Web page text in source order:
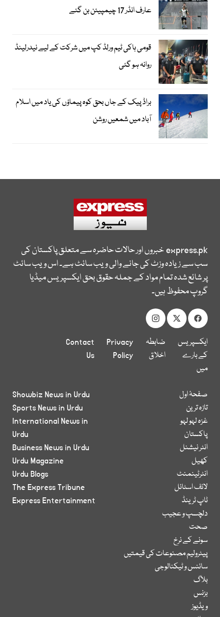
عارف انڈر 17 چیمپیئن بن گئے
قومی ہاکی ٹیم ورلڈ کپ میں شرکت کے لیے نیدرلینڈ
روانہ ہو گئی
براڈ پیک کے جاں بحق کوہ پیماؤں کی یاد میں اسلام
آباد میں شمعیں روشن
express.pkخبروں اور حالات حاضرہ سے متعلق پاکستان کی
سب سے زیادہ وزٹ کی جانے والی ویب سائٹ ہے۔ اس ویب سائٹ
پر شائع شدہ تمام مواد کے جملہ حقوق بحق ایکسپریس میڈیا
گروپ محفوظ ہیں۔
ایکسپریس
کے بارے
میں
ضابطہ
اخلاق
Privacy
Policy
Contact
Us
صفحۂ اول
تازہ ترین
غزہ لہو لہو
پاکستان
انٹر نیشنل
کھیل
انٹرٹینمنٹ
لائف اسٹائل
ٹاپ ٹرینڈ
دلچسپ و عجیب
صحت
سونے کے نرخ
پیٹرولیم مصنوعات کی قیمتیں
سائنس و ٹیکنالوجی
بلاگ
بزنس
ویڈیوز
Showbiz News in Urdu
Sports News in Urdu
International News in
Urdu
Business News in Urdu
Urdu Magazine
Urdu Blogs
The Express Tribune
Express Entertainment